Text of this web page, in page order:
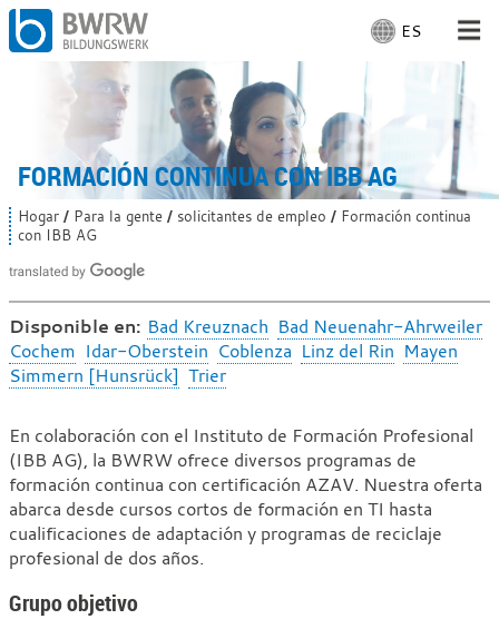
S
e
l
e
c
c
i
o
i
d
i
a
:
ES
FORMACIÓN CONTINUA CON IBB AG
Para la gente
Para empresas
De nosotros
En el sitio
Con trabajo
U
s
e
d
e
s
t
á
a
u
í
:
Hogar Para la gente solicitantes de empleo Formación continua
con IBB AG
Disponible en: Bad Kreuznach Bad Neuenahr-Ahrweiler
Cochem Idar-Oberstein Coblenza Linz del Rin Mayen
Simmern [Hunsrück] Trier
Formación
continua
con
IBB
AG
En colaboración con el Instituto de Formación Profesional
(IBB AG), la BWRW ofrece diversos programas de
formación continua con certificación AZAV. Nuestra oferta
abarca desde cursos cortos de formación en TI hasta
cualificaciones de adaptación y programas de reciclaje
profesional de dos años.
Grupo objetivo